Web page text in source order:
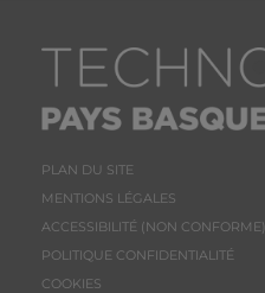
PLAN DU SITE
MENTIONS LÉGALES
ACCESSIBILITÉ (NON CONFORME)
POLITIQUE CONFIDENTIALITÉ
COOKIES